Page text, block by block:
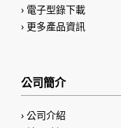
電子型錄下載
更多產品資訊
公司簡介
公司介紹